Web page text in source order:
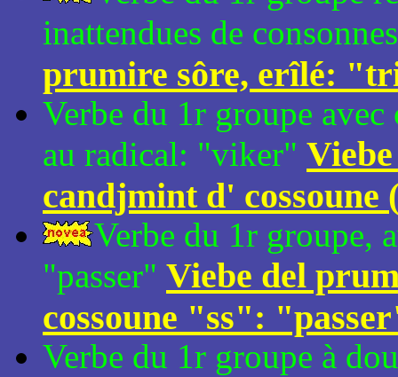
inattendues de
prumire sôre, erîlé:
Verbe du 1r groupe
au radical: "viker"
candjmint d'
Verbe du 1r groupe,
"passer" Viebe del
cossoune "ss":
Verbe du 1r groupe à